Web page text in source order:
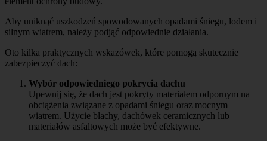
Aby uniknąć uszkodzeń spowodowanych opadami śniegu, lodem i
silnym wiatrem, należy podjąć odpowiednie działania.
Oto kilka praktycznych wskazówek, które pomogą skutecznie
zabezpieczyć dach:
Wybór odpowiedniego pokrycia dachu
Upewnij się, że dach jest pokryty materiałem odpornym na
obciążenia związane z opadami śniegu oraz mocnym
wiatrem. Użycie blachy, dachówek ceramicznych lub
materiałów asfaltowych może być efektywne.